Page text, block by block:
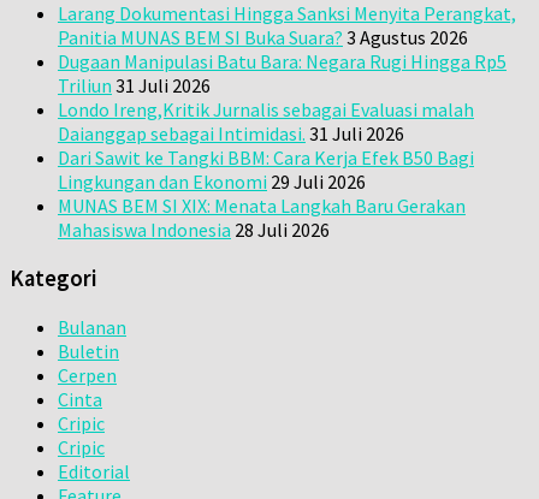
Larang Dokumentasi Hingga Sanksi Menyita Perangkat,
Panitia MUNAS BEM SI Buka Suara? 3 Agustus 2026
Dugaan Manipulasi Batu Bara: Negara Rugi Hingga Rp5
Triliun 31 Juli 2026
Londo Ireng,Kritik Jurnalis sebagai Evaluasi malah
Daianggap sebagai Intimidasi. 31 Juli 2026
Dari Sawit ke Tangki BBM: Cara Kerja Efek B50 Bagi
Lingkungan dan Ekonomi 29 Juli 2026
MUNAS BEM SI XIX: Menata Langkah Baru Gerakan
Mahasiswa Indonesia 28 Juli 2026
Kategori
Bulanan
Buletin
Cerpen
Cinta
Cripic
Cripic
Editorial